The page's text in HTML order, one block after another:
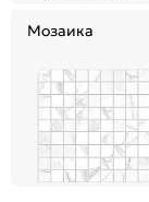
Мозаика